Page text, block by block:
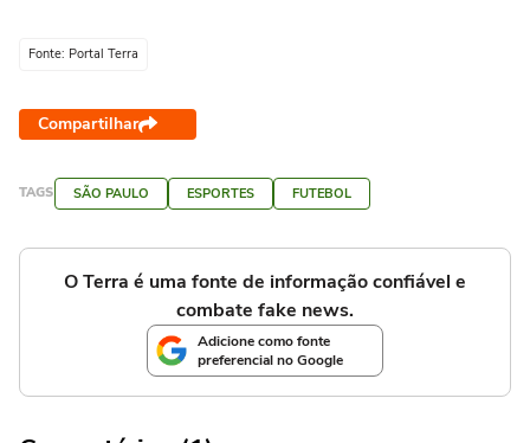
Fonte: Portal Terra
Compartilhar
TAGS SÃO PAULO ESPORTES FUTEBOL
O Terra é uma fonte de informação confiável e
combate fake news.
Adicione como fonte
preferencial no Google